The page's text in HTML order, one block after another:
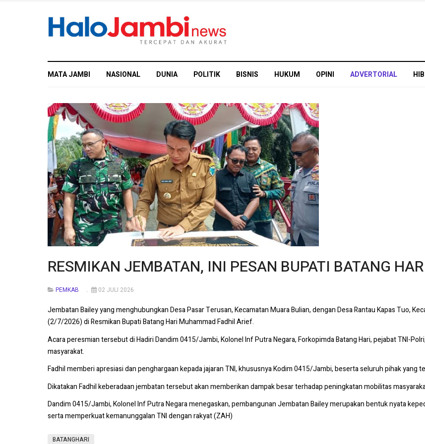
MATA JAMBI NASIONAL DUNIA POLITIK BISNIS HUKUM OPINI ADVERTORIAL
RESMIKAN JEMBATAN, INI PESAN BUPATI BATANG
PEMKAB 02 JULI 2026
Jembatan Bailey yang menghubungkan Desa Pasar Terusan, Kecamatan Muara Bulian, dengan Desa Rantau Kapas Tuo,
(2/7/2026) di Resmikan Bupati Batang Hari Muhammad Fadhil Arief.
Acara peresmian tersebut di Hadiri Dandim 0415/Jambi, Kolonel Inf Putra Negara, Forkopimda Batang Hari, pejabat TNI-
masyarakat.
Fadhil memberi apresiasi dan penghargaan kepada jajaran TNI, khususnya Kodim 0415/Jambi, beserta seluruh pihak yang
Dikatakan Fadhil keberadaan jembatan tersebut akan memberikan dampak besar terhadap peningkatan mobilitas
Dandim 0415/Jambi, Kolonel Inf Putra Negara menegaskan, pembangunan Jembatan Bailey merupakan bentuk nyata
serta memperkuat kemanunggalan TNI dengan rakyat (ZAH)
BATANGHARI